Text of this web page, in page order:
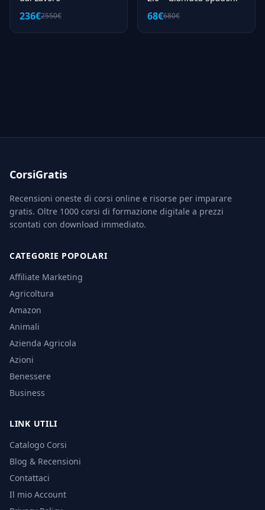
236€2550€ 68€680€
CorsiGratis
Recensioni oneste di corsi online e risorse per imparare
gratis. Oltre 1000 corsi di formazione digitale a prezzi
scontati con download immediato.
CATEGORIE POPOLARI
Affiliate Marketing
Agricoltura
Amazon
Animali
Azienda Agricola
Azioni
Benessere
Business
LINK UTILI
Catalogo Corsi
Blog & Recensioni
Contattaci
Il mio Account